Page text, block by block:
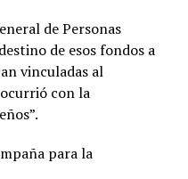
de Personas
de esos fondos a
vinculadas al
con la
para la